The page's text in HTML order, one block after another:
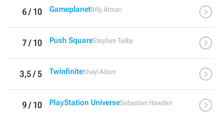
6 / 10 GameplanetBilly Atman 
7 / 10 Push SquareStephen Tailby 
3,5 / 5 TwinfiniteKhayl Adam 
9 / 10 PlayStation UniverseSebastian Hawden 